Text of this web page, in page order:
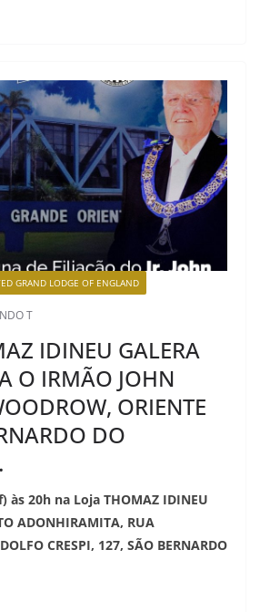
GRAND LODGE OF ENGLAND
T
IDINEU GALERA
O IRMÃO JOHN
ORIENTE
DO
às 20h na Loja THOMAZ IDINEU
ADONHIRAMITA, RUA
CRESPI, 127, SÃO BERNARDO